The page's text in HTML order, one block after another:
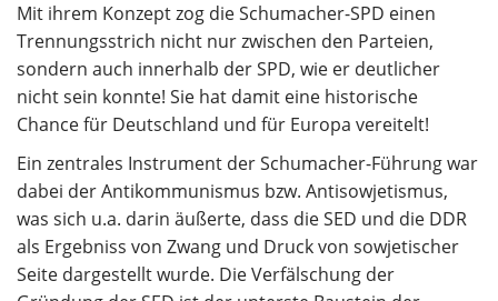
Mit ihrem Konzept zog die Schumacher-SPD einen
Trennungsstrich nicht nur zwischen den Parteien,
sondern auch innerhalb der SPD, wie er deutlicher
nicht sein konnte! Sie hat damit eine historische
Chance für Deutschland und für Europa vereitelt!
Ein zentrales Instrument der Schumacher-Führung war
dabei der Antikommunismus bzw. Antisowjetismus,
was sich u.a. darin äußerte, dass die SED und die DDR
als Ergebniss von Zwang und Druck von sowjetischer
Seite dargestellt wurde. Die Verfälschung der